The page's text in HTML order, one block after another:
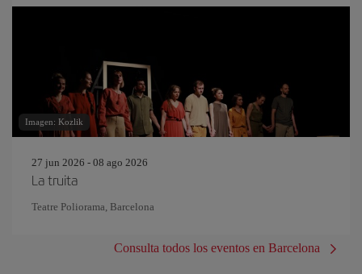
Imagen: Kozlik
27 jun 2026 - 08 ago 2026
La truita
Teatre Poliorama, Barcelona
Consulta todos los eventos en Barcelona